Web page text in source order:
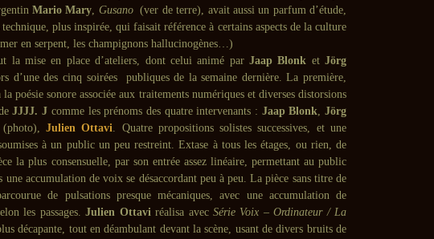
Mario Mary, Gusano (ver de terre), avait aussi un parfum d’étude,
plus inspirée, qui faisait référence à certains aspects de la culture
en serpent, les champignons hallucinogènes…)
la mise en place d’ateliers, dont celui animé par Jaap Blonk etJörg
d’une des cinq soirées publiques de la semaine dernière. La première,
poésie sonore associée aux traitements numériques et diverses distorsions
JJJJ. J comme les prénoms des quatre intervenants : Jaap Blonk, Jörg
(photo),Julien Ottavi. Quatre propositions solistes successives, et une
à un public un peu restreint. Extase à tous les étages, ou rien, de
la plus consensuelle, par son entrée assez linéaire, permettant au public
une accumulation de voix se désaccordant peu à peu. La pièce sans titre de
de pulsations presque mécaniques, avec une accumulation de
les passages.Julien Ottaviréalisa avecSérie Voix – Ordinateur / La
décapante, tout en déambulant devant la scène, usant de divers bruits de